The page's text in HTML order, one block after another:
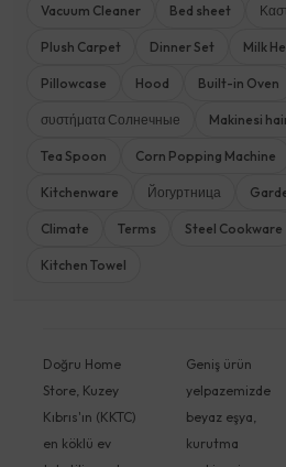
Vacuum Cleaner Bed sheet
Plush Carpet Dinner Set Milk
Pillowcase Hood Built-in Oven
συστήματα Солнечные Makinesi
Tea Spoon Corn Popping Machine
Kitchenware Йогуртница
Climate Terms Steel Cookware
Kitchen Towel
Doğru Home
Store, Kuzey
Kıbrıs'ın (KKTC)
en köklü ev
Geniş ürün
yelpazemizde
beyaz eşya,
kurutma